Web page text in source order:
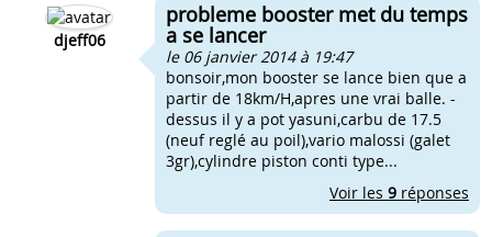
djeff06
probleme booster met du temps
a se lancer
le 06 janvier 2014 à 19:47
bonsoir,mon booster se lance bien que a
partir de 18km/H,apres une vrai balle. -
dessus il y a pot yasuni,carbu de 17.5
(neuf reglé au poil),vario malossi (galet
3gr),cylindre piston conti type...
Voir les 9 réponses